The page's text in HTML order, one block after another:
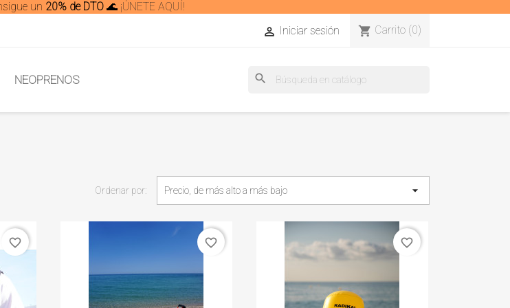
un 20% de DTO 🌊 ¡ÚNETE AQUÍ!
 Iniciar sesión shopping_cart Carrito (0)
NEOPRENOS search
Ordenar por: Precio, de más alto a más bajo 
favorite_border favorite_border favorite_border